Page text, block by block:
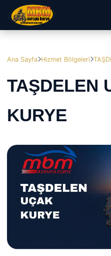
Ana Sayfa Hizmet Bölgeleri
TAŞDELEN
KURYE